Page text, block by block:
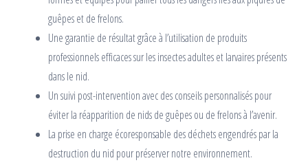
guêpes et de frelons.
Une garantie de résultat grâce à l’utilisation de produits
professionnels efficaces sur les insectes adultes et larvaires présents
dans le nid.
Un suivi post-intervention avec des conseils personnalisés pour
éviter la réapparition de nids de guêpes ou de frelons à l’avenir.
La prise en charge écoresponsable des déchets engendrés par la
destruction du nid pour préserver notre environnement.